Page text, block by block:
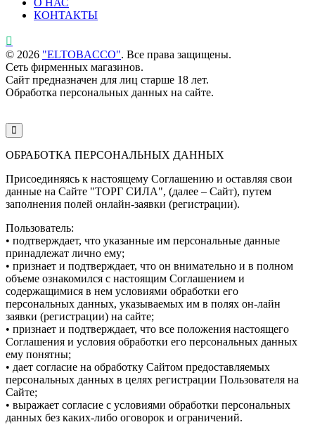
КОНТАКТЫ
© 2026 "ELTOBACCO". Все права защищены.
Сеть фирменных магазинов.
Сайт предназначен для лиц старше 18 лет.
Обработка персональных данных на сайте.
ОБРАБОТКА ПЕРСОНАЛЬНЫХ ДАННЫХ
Присоединяясь к настоящему Соглашению и оставляя свои
данные на Сайте "ТОРГ СИЛА", (далее – Сайт), путем
заполнения полей онлайн-заявки (регистрации).
Пользователь:
• подтверждает, что указанные им персональные данные
принадлежат лично ему;
• признает и подтверждает, что он внимательно и в полном
объеме ознакомился с настоящим Соглашением и
содержащимися в нем условиями обработки его
персональных данных, указываемых им в полях он-лайн
заявки (регистрации) на сайте;
• признает и подтверждает, что все положения настоящего
Соглашения и условия обработки его персональных данных
ему понятны;
• дает согласие на обработку Сайтом предоставляемых
персональных данных в целях регистрации Пользователя на
Сайте;
• выражает согласие с условиями обработки персональных
данных без каких-либо оговорок и ограничений.